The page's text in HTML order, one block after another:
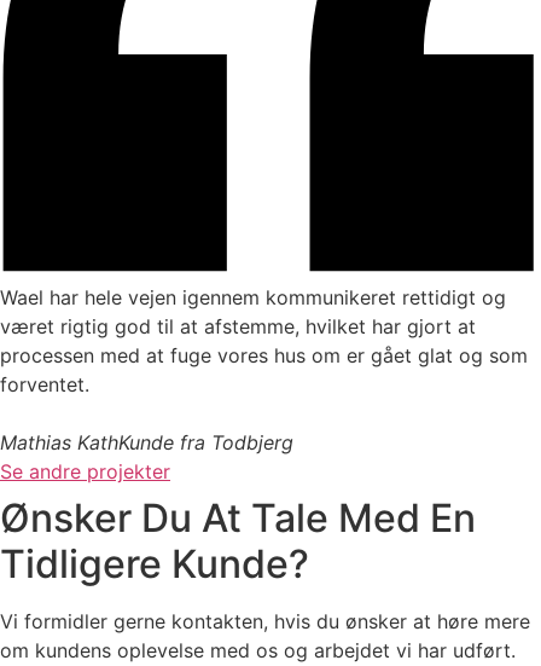
Wael har hele vejen igennem kommunikeret rettidigt og
været rigtig god til at afstemme, hvilket har gjort at
processen med at fuge vores hus om er gået glat og som
forventet.
Mathias KathKunde fra Todbjerg
Se andre projekter
Ønsker Du At Tale Med En
Tidligere Kunde?
Vi formidler gerne kontakten, hvis du ønsker at høre mere
om kundens oplevelse med os og arbejdet vi har udført.